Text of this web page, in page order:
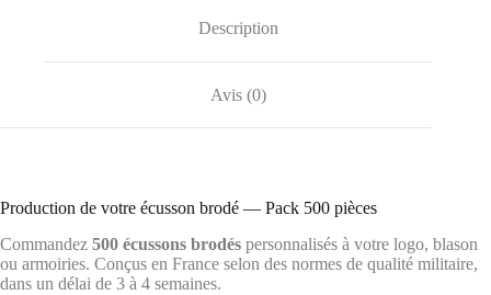
Description
Avis (0)
Production de votre écusson brodé — Pack 500 pièces
Commandez 500 écussons brodés personnalisés à votre logo, blason
ou armoiries. Conçus en France selon des normes de qualité militaire,
dans un délai de 3 à 4 semaines.